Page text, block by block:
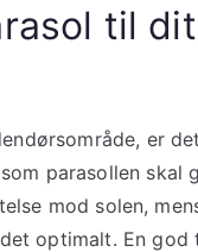
til dit
er
parasollen skal
mod solen,
optimalt. En god